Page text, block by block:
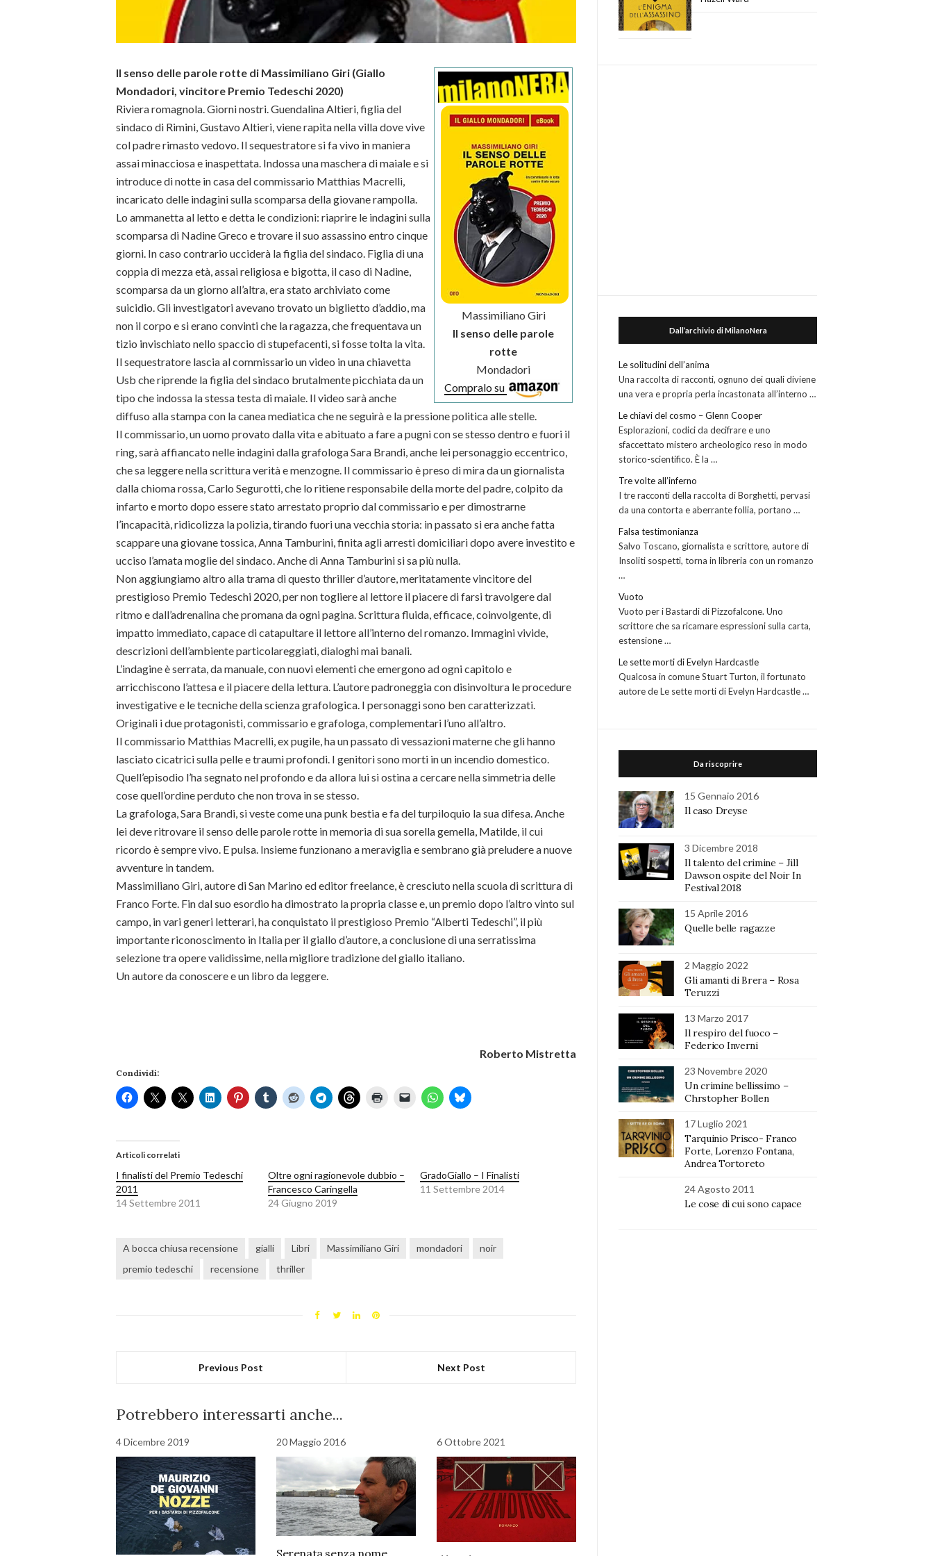
Massimiliano Giri
Il senso delle parole
rotte
Mondadori
Compralo su
Il senso delle parole rotte di Massimiliano Giri (Giallo
Mondadori, vincitore Premio Tedeschi 2020)
Riviera romagnola. Giorni nostri. Guendalina Altieri, figlia del
sindaco di Rimini, Gustavo Altieri, viene rapita nella villa dove vive
col padre rimasto vedovo. Il sequestratore si fa vivo in maniera
assai minacciosa e inaspettata. Indossa una maschera di maiale e si
introduce di notte in casa del commissario Matthias Macrelli,
incaricato delle indagini sulla scomparsa della giovane rampolla.
Lo ammanetta al letto e detta le condizioni: riaprire le indagini sulla
scomparsa di Nadine Greco e trovare il suo assassino entro cinque
giorni. In caso contrario ucciderà la figlia del sindaco. Figlia di una
coppia di mezza età, assai religiosa e bigotta, il caso di Nadine,
scomparsa da un giorno all’altra, era stato archiviato come
suicidio. Gli investigatori avevano trovato un biglietto d’addio, ma
non il corpo e si erano convinti che la ragazza, che frequentava un
tizio invischiato nello spaccio di stupefacenti, si fosse tolta la vita.
Il sequestratore lascia al commissario un video in una chiavetta
Usb che riprende la figlia del sindaco brutalmente picchiata da un
tipo che indossa la stessa testa di maiale. Il video sarà anche
diffuso alla stampa con la canea mediatica che ne seguirà e la pressione politica alle stelle.
Il commissario, un uomo provato dalla vita e abituato a fare a pugni con se stesso dentro e fuori il
ring, sarà affiancato nelle indagini dalla grafologa Sara Brandi, anche lei personaggio eccentrico,
che sa leggere nella scrittura verità e menzogne. Il commissario è preso di mira da un giornalista
dalla chioma rossa, Carlo Segurotti, che lo ritiene responsabile della morte del padre, colpito da
infarto e morto dopo essere stato arrestato proprio dal commissario e per dimostrarne
l’incapacità, ridicolizza la polizia, tirando fuori una vecchia storia: in passato si era anche fatta
scappare una giovane tossica, Anna Tamburini, finita agli arresti domiciliari dopo avere investito e
ucciso l’amata moglie del sindaco. Anche di Anna Tamburini si sa più nulla.
Non aggiungiamo altro alla trama di questo thriller d’autore, meritatamente vincitore del
prestigioso Premio Tedeschi 2020, per non togliere al lettore il piacere di farsi travolgere dal
ritmo e dall’adrenalina che promana da ogni pagina. Scrittura fluida, efficace, coinvolgente, di
impatto immediato, capace di catapultare il lettore all’interno del romanzo. Immagini vivide,
descrizioni dell’ambiente particolareggiati, dialoghi mai banali.
L’indagine è serrata, da manuale, con nuovi elementi che emergono ad ogni capitolo e
arricchiscono l’attesa e il piacere della lettura. L’autore padroneggia con disinvoltura le procedure
investigative e le tecniche della scienza grafologica. I personaggi sono ben caratterizzati.
Originali i due protagonisti, commissario e grafologa, complementari l’uno all’altro.
Il commissario Matthias Macrelli, ex pugile, ha un passato di vessazioni materne che gli hanno
lasciato cicatrici sulla pelle e traumi profondi. I genitori sono morti in un incendio domestico.
Quell’episodio l’ha segnato nel profondo e da allora lui si ostina a cercare nella simmetria delle
cose quell’ordine perduto che non trova in se stesso.
La grafologa, Sara Brandi, si veste come una punk bestia e fa del turpiloquio la sua difesa. Anche
lei deve ritrovare il senso delle parole rotte in memoria di sua sorella gemella, Matilde, il cui
ricordo è sempre vivo. E pulsa. Insieme funzionano a meraviglia e sembrano già preludere a nuove
avventure in tandem.
Massimiliano Giri, autore di San Marino ed editor freelance, è cresciuto nella scuola di scrittura di
Franco Forte. Fin dal suo esordio ha dimostrato la propria classe e, un premio dopo l’altro vinto sul
campo, in vari generi letterari, ha conquistato il prestigioso Premio “Alberti Tedeschi”, il più
importante riconoscimento in Italia per il giallo d’autore, a conclusione di una serratissima
selezione tra opere validissime, nella migliore tradizione del giallo italiano.
Un autore da conoscere e un libro da leggere.
Roberto Mistretta
Condividi:
Articoli correlati
I finalisti del Premio Tedeschi
2011
14 Settembre 2011
Oltre ogni ragionevole dubbio –
Francesco Caringella
24 Giugno 2019
GradoGiallo – I Finalisti
11 Settembre 2014
A bocca chiusa recensione gialli Libri Massimiliano Giri mondadori
noir
premio tedeschi
recensione thriller
Previous Post Next Post
Potrebbero interessarti anche...
4 Dicembre 2019 20 Maggio 2016
Serenata senza nome.
6 Ottobre 2021
Dall’archivio di MilanoNera
Le solitudini dell’anima
Una raccolta di racconti, ognuno dei quali diviene
una vera e propria perla incastonata all’interno …
Le chiavi del cosmo – Glenn Cooper
Esplorazioni, codici da decifrare e uno
sfaccettato mistero archeologico reso in modo
storico-scientifico. È la …
Tre volte all’inferno
I tre racconti della raccolta di Borghetti, pervasi
da una contorta e aberrante follia, portano …
Falsa testimonianza
Salvo Toscano, giornalista e scrittore, autore di
Insoliti sospetti, torna in libreria con un romanzo
…
Vuoto
Vuoto per i Bastardi di Pizzofalcone. Uno
scrittore che sa ricamare espressioni sulla carta,
estensione …
Le sette morti di Evelyn Hardcastle
Qualcosa in comune Stuart Turton, il fortunato
autore de Le sette morti di Evelyn Hardcastle …
Da riscoprire
15 Gennaio 2016
Il caso Dreyse
3 Dicembre 2018
Il talento del crimine – Jill
Dawson ospite del Noir In
Festival 2018
15 Aprile 2016
Quelle belle ragazze
2 Maggio 2022
Gli amanti di Brera – Rosa
Teruzzi
13 Marzo 2017
Il respiro del fuoco –
Federico Inverni
23 Novembre 2020
Un crimine bellissimo –
Chrstopher Bollen
17 Luglio 2021
Tarquinio Prisco- Franco
Forte, Lorenzo Fontana,
Andrea Tortoreto
24 Agosto 2011
Le cose di cui sono capace